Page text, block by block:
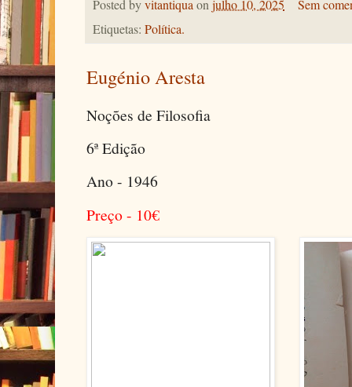
Posted byvitantiquaonjulho 10, 2025
Sem
Etiquetas: Política.
Eugénio Aresta
Noções de Filosofia
6ª Edição
Ano - 1946
Preço - 10€